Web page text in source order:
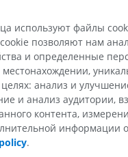
8]
[1-5]
[1-5]
[1- 3]
MPT
ПРЕМИУМ
Рентгенография
верхней конечности
Рентгенограммы
ПРЕМИУМ
Верхняя конечность
используют файлы
позволяют нам
и определенные
анализ и
и анализ аудитории,
контента,
информации
.